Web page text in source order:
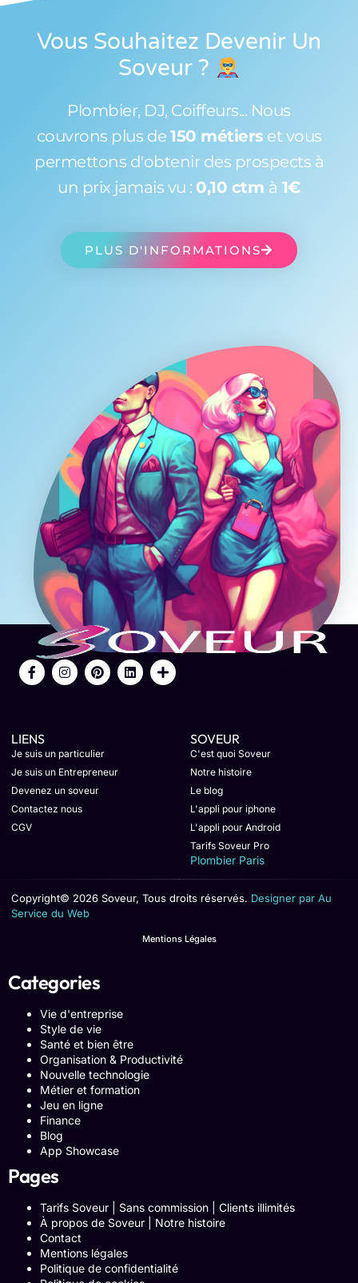
Vous Souhaitez Devenir Un
Soveur ?
Plombier, DJ, Coiffeurs... Nous
couvrons plus de 150 métiers et vous
permettons d'obtenir des prospects à
un prix jamais vu : 0,10 ctm à 1€
PLUS D'INFORMATIONS
LIENS
Je suis un particulier
Je suis un Entrepreneur
Devenez un soveur
Contactez nous
CGV
SOVEUR
C'est quoi Soveur
Notre histoire
Le blog
L'appli pour iphone
L'appli pour Android
Tarifs Soveur Pro
Plombier Paris
Copyright© 2026 Soveur, Tous droits réservés. Designer par Au
Service du Web
Mentions Légales
Categories
Vie d'entreprise
Style de vie
Santé et bien être
Organisation & Productivité
Nouvelle technologie
Métier et formation
Jeu en ligne
Finance
Blog
App Showcase
Pages
Tarifs Soveur | Sans commission | Clients illimités
À propos de Soveur | Notre histoire
Contact
Mentions légales
Politique de confidentialité